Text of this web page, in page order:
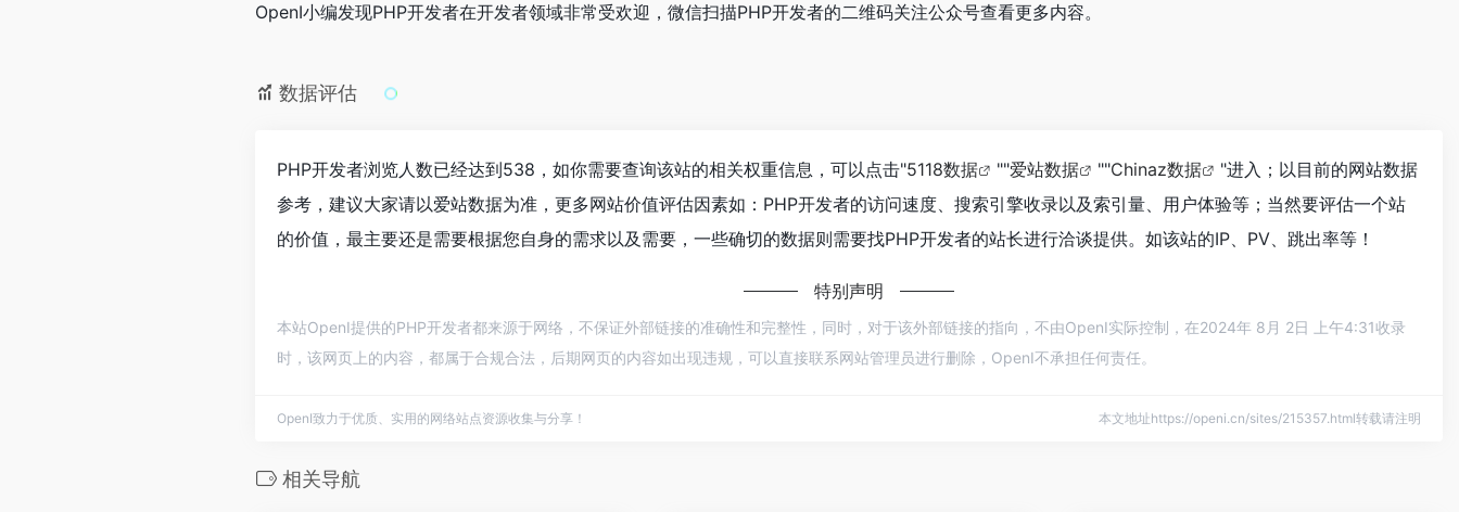
OpenI小编发现PHP开发者在开发者领域非常受欢迎，微信扫描PHP开发者的二维码关注公众号查看更多内容。
数据评估
PHP开发者浏览人数已经达到538，如你需要查询该站的相关权重信息，可以点击"5118数据 ""爱站数据 ""Chinaz数据
"进入；以目前的网站数据
参考，建议大家请以爱站数据为准，更多网站价值评估因素如：PHP开发者的访问速度、搜索引擎收录以及索引量、用户体验等；当然要评估一个站
的价值，最主要还是需要根据您自身的需求以及需要，一些确切的数据则需要找PHP开发者的站长进行洽谈提供。如该站的IP、PV、跳出率等！
特别声明
本站OpenI提供的PHP开发者都来源于网络，不保证外部链接的准确性和完整性，同时，对于该外部链接的指向，不由OpenI实际控制，在2024年 8月 2日 上午4:31收录
时，该网页上的内容，都属于合规合法，后期网页的内容如出现违规，可以直接联系网站管理员进行删除，OpenI不承担任何责任。
OpenI致力于优质、实用的网络站点资源收集与分享！ 本文地址https://openi.cn/sites/215357.html转载请注明
相关导航